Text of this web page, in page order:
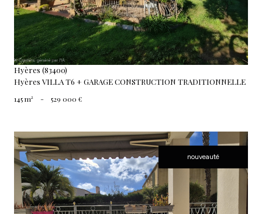
Hyères (83400)
Hyères VILLA T6 + GARAGE CONSTRUCTION TRADITIONNELLE
145 m² - 529 000 €
nouveauté